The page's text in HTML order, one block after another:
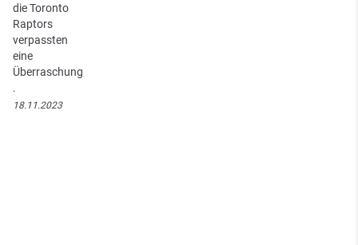
die Toronto
Raptors
verpassten
eine
Überraschung
.
18.11.2023